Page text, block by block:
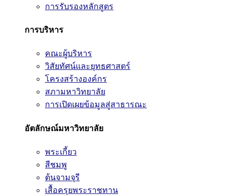
การรับรองหลักสูตร
การบริหาร
คณะผู้บริหาร
วิสัยทัศน์และยุทธศาสตร์
โครงสร้างองค์กร
สภามหาวิทยาลัย
การเปิดเผยข้อมูลสู่สาธารณะ
อัตลักษณ์มหาวิทยาลัย
พระเกี้ยว
สีชมพู
ต้นจามจุรี
เสื้อครุยพระราชทาน